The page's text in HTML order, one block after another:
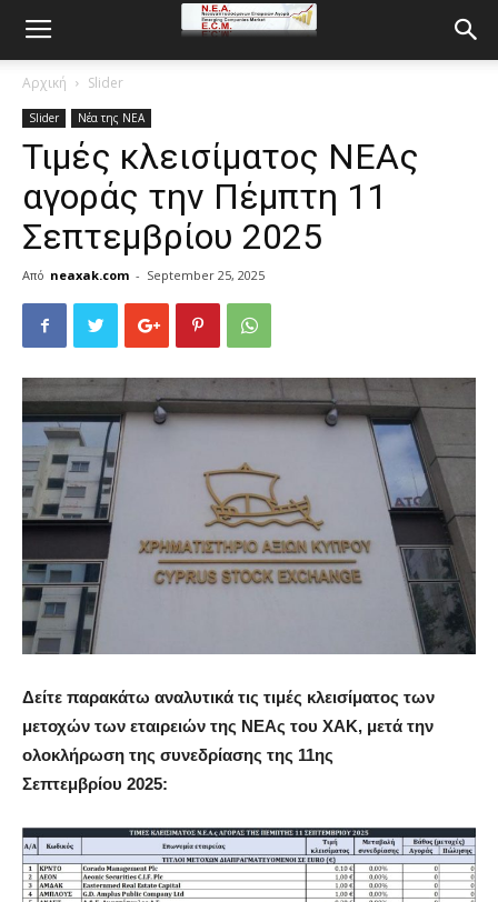
Αρχική Slider
Slider Νέα της ΝΕΑ
Τιμές κλεισίματος ΝΕΑς
αγοράς την Πέμπτη 11
Σεπτεμβρίου 2025
Από neaxak.com - September 25, 2025
Δείτε παρακάτω αναλυτικά τις τιμές κλεισίματος των
μετοχών των εταιρειών της ΝΕΑς του ΧΑΚ, μετά την
ολοκλήρωση της συνεδρίασης της 11ης
Σεπτεμβρίου 2025: